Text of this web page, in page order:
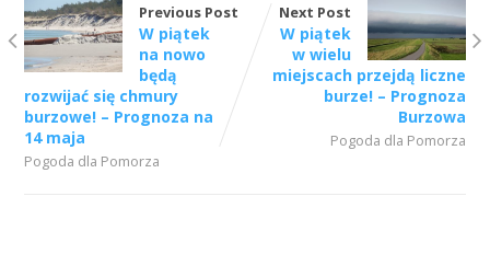
Previous Post
W piątek
na nowo
będą
rozwijać się chmury
burzowe! – Prognoza na
14 maja
Pogoda dla Pomorza
Next Post
W piątek
w wielu
miejscach przejdą liczne
burze! – Prognoza
Burzowa
Pogoda dla Pomorza